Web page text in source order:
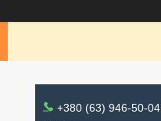
+380 (63) 946-50-04